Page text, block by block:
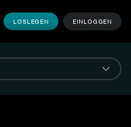
LOSLEGEN EINLOGGEN